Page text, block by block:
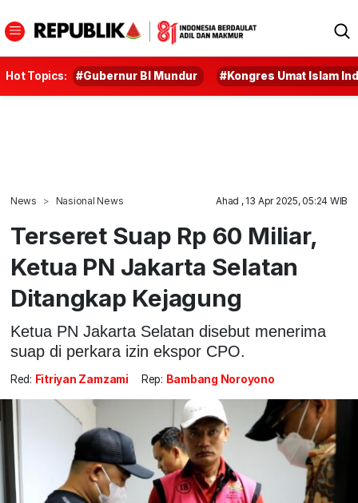
Hot Topics: #Gubernur BI Mundur #Kongres Umat Islam
News Nasional News Ahad , 13 Apr 2025, 05:24 WIB
Terseret Suap Rp 60 Miliar,
Ketua PN Jakarta Selatan
Ditangkap Kejagung
Ketua PN Jakarta Selatan disebut menerima
suap di perkara izin ekspor CPO.
Red: Fitriyan Zamzami Rep: Bambang Noroyono